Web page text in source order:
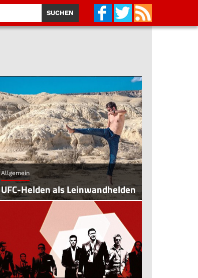
Allgemein
UFC-Helden als Leinwandhelden